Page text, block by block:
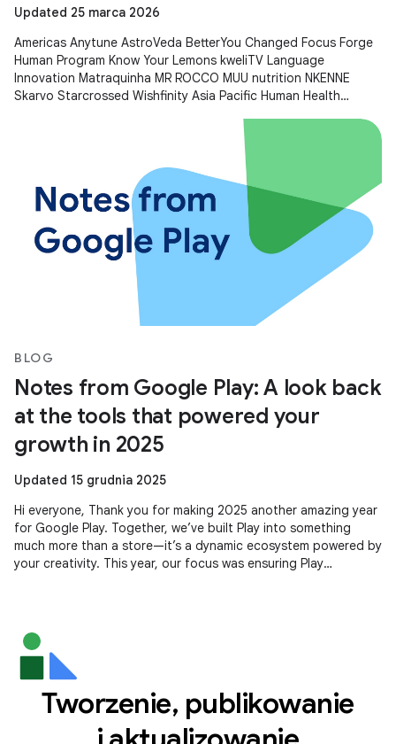
Updated 25 marca 2026
Americas Anytune AstroVeda BetterYou Changed Focus Forge
Human Program Know Your Lemons kweliTV Language
Innovation Matraquinha MR ROCCO MUU nutrition NKENNE
Skarvo Starcrossed Wishfinity Asia Pacific Human Health
BLOG
Notes from Google Play: A look back
at the tools that powered your
growth in 2025
Updated 15 grudnia 2025
Hi everyone, Thank you for making 2025 another amazing year
for Google Play. Together, we’ve built Play into something
much more than a store—it’s a dynamic ecosystem powered by
your creativity. This year, our focus was ensuring Play
Tworzenie, publikowanie